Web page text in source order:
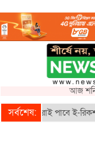
আজ
সর্বশেষ:পাবে ই-রিকশার